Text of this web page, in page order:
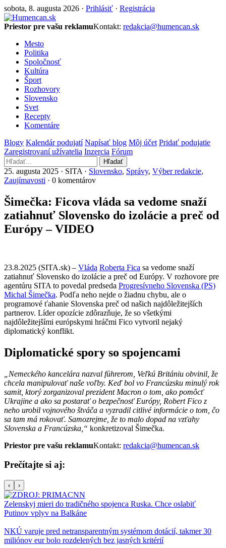
sobota, 8. augusta 2026 · Prihlásiť · Registrácia
Priestor pre vašu reklamuKontakt: redakcia@humencan.sk
Mesto
Politika
Spoločnosť
Kultúra
Šport
Rozhovory
Slovensko
Svet
Recepty
Komentáre
Blogy Kalendár podujatí Napísať blog Môj účet Pridať podujatie
Zaregistrovaní užívatelia Inzercia Fórum
Hľadať
25. augusta 2025 · SITA · Slovensko, Správy, Výber redakcie,
Zaujímavosti · 0 komentárov
Šimečka: Ficova vláda sa vedome snaží
zatiahnuť Slovensko do izolácie a preč od
Európy – VIDEO
23.8.2025 (SITA.sk) – Vláda Roberta Fica sa vedome snaží
zatiahnuť Slovensko do izolácie a preč od Európy. V rozhovore pre
agentúru SITA to povedal predseda Progresívneho Slovenska (PS)
Michal Šimečka. Podľa neho nejde o žiadnu chybu, ale o
programové ťahanie Slovenska preč od našich najdôležitejších
partnerov. Líder opozície zdôrazňuje, že so všetkými
najdôležitejšími európskymi hráčmi Fico vytvoril nejaký
diplomatický konflikt.
Diplomatické spory so spojencami
„Nemeckého kancelára nazval führerom, Veľkú Britániu obvinil, že
chcela manipulovať naše voľby. Keď bol vo Francúzsku minulý rok
samit, ktorý zorganizoval prezident Macron o tom, ako pomôcť
Ukrajine a ako sa postarať o bezpečnosť Európy, Robert Fico z
neho urobil vojnového štváča a vyzradil citlivé informácie o tom, čo
sa tam má rokovať. Samozrejme, že to malo dopad na vzťahy
Slovenska a Francúzska,“ konkretizoval Šimečka.
Priestor pre vašu reklamuKontakt: redakcia@humencan.sk
Prečítajte si aj:
‹ ›
Zelenskyj mieri do tradičného spojenca Ruska. Chce oslabiť
Putinov vplyv na Balkáne
NKÚ varuje pred netransparentným systémom dotácií, takmer 30
miliónov eur bolo rozdelených bez jasných kritérií